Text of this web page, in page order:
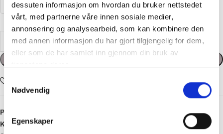
dessuten informasjon om hvordan du bruker nettstedet
vårt, med partnerne våre innen sosiale medier,
annonsering og analysearbeid, som kan kombinere den
med annen informasjon du har gjort tilgjengelig for dem,
eller som de har samlet inn gjennom din bruk av
Samtykkevalg
Nødvendig
Egenskaper
984,00